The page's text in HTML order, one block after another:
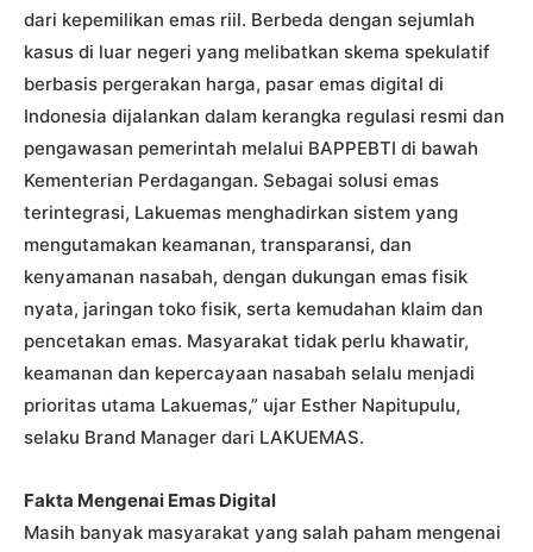
dari kepemilikan emas riil. Berbeda dengan sejumlah
kasus di luar negeri yang melibatkan skema spekulatif
berbasis pergerakan harga, pasar emas digital di
Indonesia dijalankan dalam kerangka regulasi resmi dan
pengawasan pemerintah melalui BAPPEBTI di bawah
Kementerian Perdagangan. Sebagai solusi emas
terintegrasi, Lakuemas menghadirkan sistem yang
mengutamakan keamanan, transparansi, dan
kenyamanan nasabah, dengan dukungan emas fisik
nyata, jaringan toko fisik, serta kemudahan klaim dan
pencetakan emas. Masyarakat tidak perlu khawatir,
keamanan dan kepercayaan nasabah selalu menjadi
prioritas utama Lakuemas,” ujar Esther Napitupulu,
selaku Brand Manager dari LAKUEMAS.
Fakta Mengenai Emas Digital
Masih banyak masyarakat yang salah paham mengenai